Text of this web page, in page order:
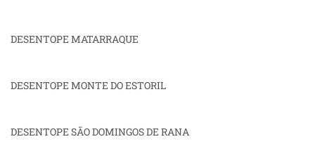
DESENTOPE MATARRAQUE
DESENTOPE MONTE DO ESTORIL
DESENTOPE SÃO DOMINGOS DE RANA